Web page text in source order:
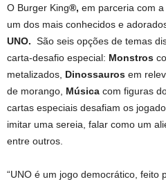
O Burger King®, em parceria com
um dos mais conhecidos e
UNO. São seis opções de temas
carta-desafio especial: Monstros
metalizados, Dinossauros em
de morango, Música com figuras
cartas especiais desafiam os
imitar uma sereia, falar como um
entre outros.
“UNO é um jogo democrático, feito